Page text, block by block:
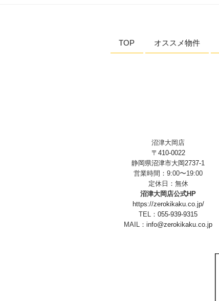
ンTOP オススメ物件
沼津大岡店
〒410-0022
静岡県沼津市大岡2737-1
営業時間：9:00〜19:00
定休日：無休
沼津大岡店公式HP
https://zerokikaku.co.jp/
TEL： 055-939-9315
MAIL： info@zerokikaku.co.jp